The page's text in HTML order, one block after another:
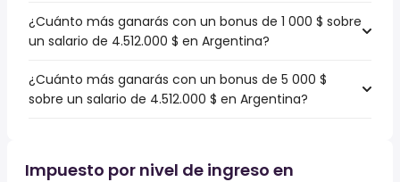
¿Cuánto más ganarás con un bonus de 1 000 $ sobre
un salario de 4.512.000 $ en Argentina?
¿Cuánto más ganarás con un bonus de 5 000 $
sobre un salario de 4.512.000 $ en Argentina?
Impuesto por nivel de ingreso en